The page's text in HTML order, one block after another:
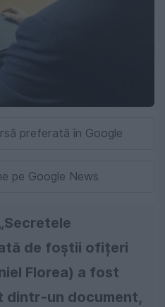
preferată în Google
pe Google News
de foștii ofițeri
Florea) a fost
dintr-un document,